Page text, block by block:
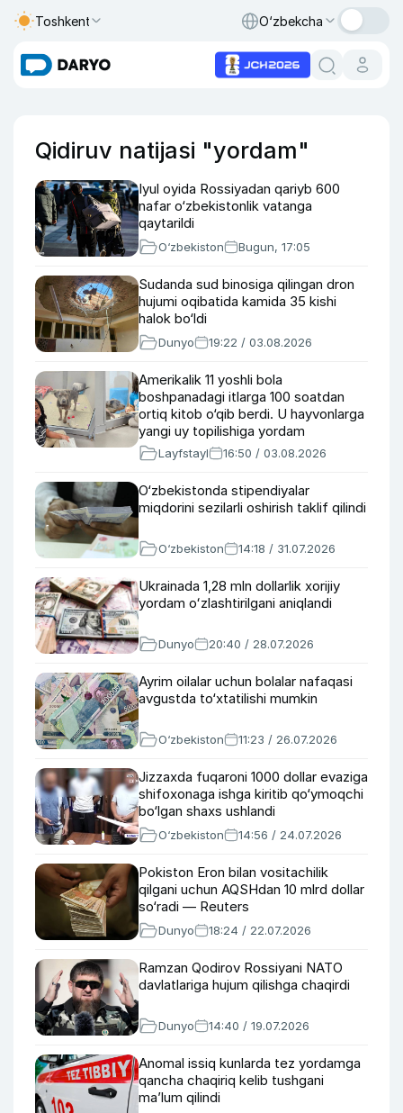
Toshkent O‘zbekcha
Qidiruv natijasi "yordam"
Iyul oyida Rossiyadan qariyb 600
nafar o‘zbekistonlik vatanga
qaytarildi
O‘zbekiston Bugun, 17:05
Sudanda sud binosiga qilingan dron
hujumi oqibatida kamida 35 kishi
halok bo‘ldi
Dunyo 19:22 / 03.08.2026
Amerikalik 11 yoshli bola
boshpanadagi itlarga 100 soatdan
ortiq kitob o‘qib berdi. U hayvonlarga
yangi uy topilishiga yordam
bermoqda
Layfstayl 16:50 / 03.08.2026
O‘zbekistonda stipendiyalar
miqdorini sezilarli oshirish taklif qilindi
O‘zbekiston 14:18 / 31.07.2026
Ukrainada 1,28 mln dollarlik xorijiy
yordam oʻzlashtirilgani aniqlandi
Dunyo 20:40 / 28.07.2026
Ayrim oilalar uchun bolalar nafaqasi
avgustda to‘xtatilishi mumkin
O‘zbekiston 11:23 / 26.07.2026
Jizzaxda fuqaroni 1000 dollar evaziga
shifoxonaga ishga kiritib qo‘ymoqchi
bo‘lgan shaxs ushlandi
O‘zbekiston 14:56 / 24.07.2026
Pokiston Eron bilan vositachilik
qilgani uchun AQSHdan 10 mlrd dollar
so‘radi — Reuters
Dunyo 18:24 / 22.07.2026
Ramzan Qodirov Rossiyani NATO
davlatlariga hujum qilishga chaqirdi
Dunyo 14:40 / 19.07.2026
Anomal issiq kunlarda tez yordamga
qancha chaqiriq kelib tushgani
ma’lum qilindi